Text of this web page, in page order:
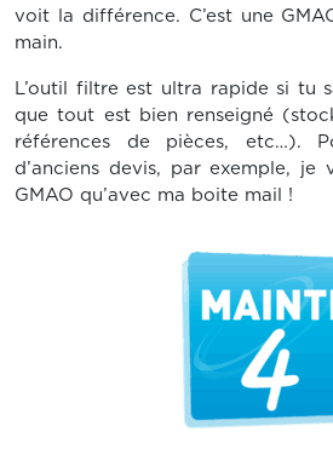
voit la différence. C’est une
main.
L’outil filtre est ultra rapide si tu
que tout est bien renseigné
références de pièces, etc…).
d’anciens devis, par exemple,
GMAO qu’avec ma boite mail !